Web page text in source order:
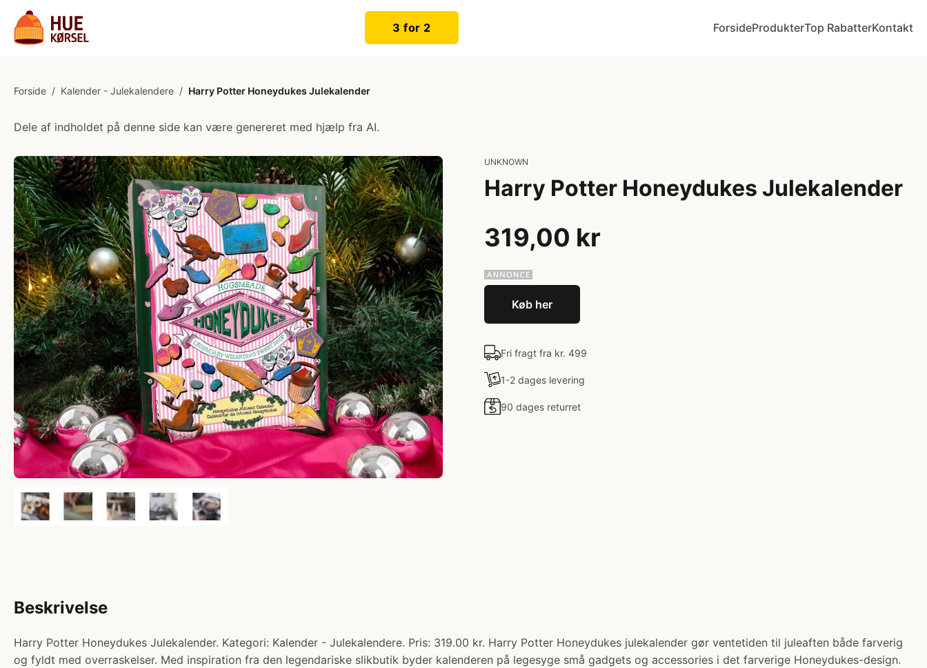
3 for 2 ForsideProdukterTop RabatterKontakt
Forside / Kalender - Julekalendere / Harry Potter Honeydukes Julekalender
Dele af indholdet på denne side kan være genereret med hjælp fra AI.
UNKNOWN
Harry Potter Honeydukes Julekalender
319,00 kr
Køb her
Fri fragt fra kr. 499
1-2 dages levering
90 dages returret
Beskrivelse
Harry Potter Honeydukes Julekalender. Kategori: Kalender - Julekalendere. Pris: 319.00 kr. Harry Potter Honeydukes julekalender gør ventetiden til juleaften både farverig
og fyldt med overraskelser. Med inspiration fra den legendariske slikbutik byder kalenderen på legesyge små gadgets og accessories i det farverige Honeydukes-design.